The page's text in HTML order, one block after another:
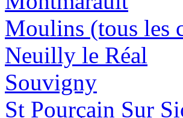
Moulins (tous les
Neuilly le Réal
Souvigny
St Pourçain Sur